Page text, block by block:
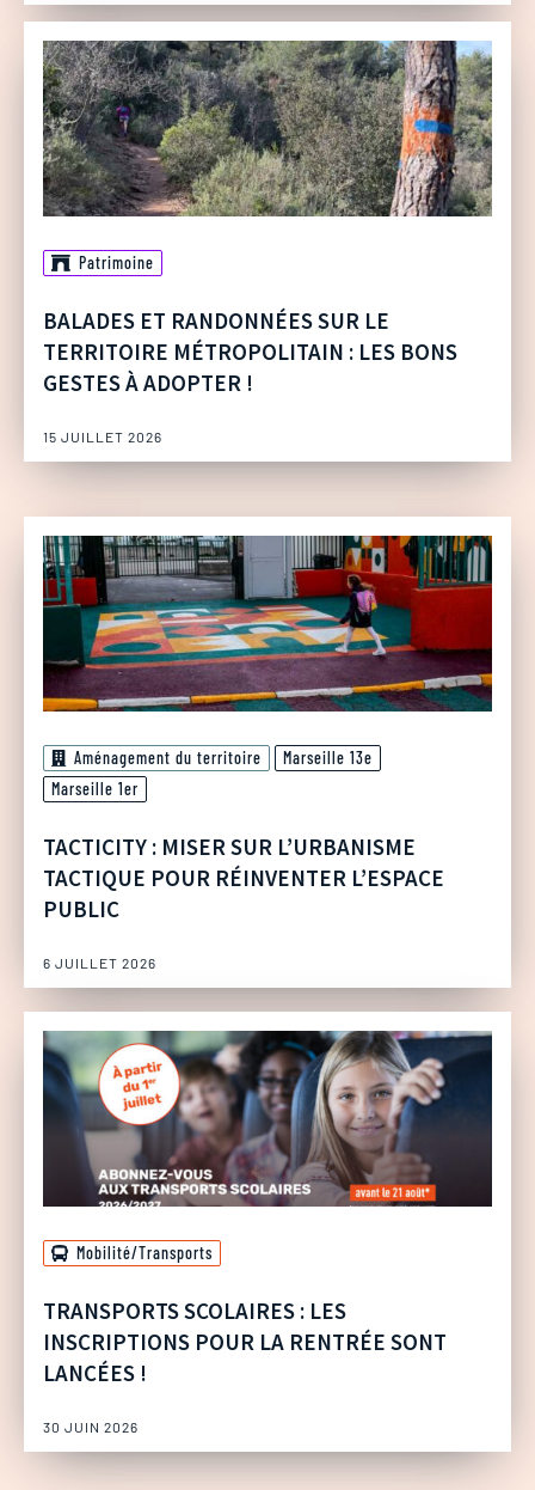
Patrimoine
BALADES ET RANDONNÉES SUR LE
TERRITOIRE MÉTROPOLITAIN : LES BONS
GESTES À ADOPTER !
15 JUILLET 2026
Aménagement du territoire
Marseille 13e
Marseille 1er
TACTICITY : MISER SUR L’URBANISME
TACTIQUE POUR RÉINVENTER L’ESPACE
PUBLIC
6 JUILLET 2026
Mobilité/Transports
TRANSPORTS SCOLAIRES : LES
INSCRIPTIONS POUR LA RENTRÉE SONT
LANCÉES !
30 JUIN 2026